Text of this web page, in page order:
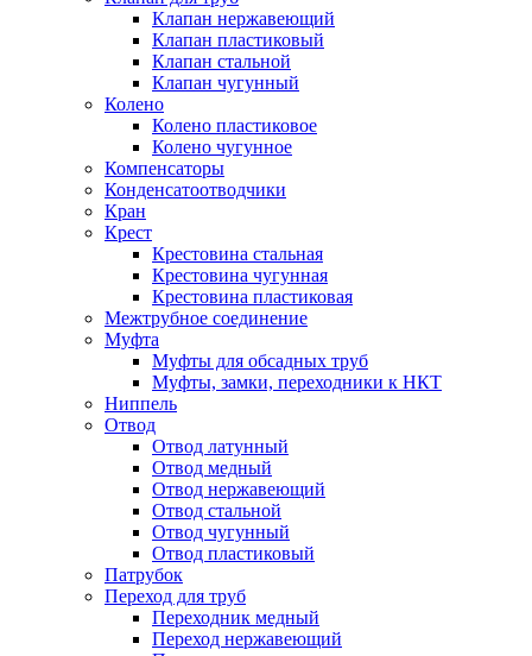
Клапан нержавеющий
Клапан пластиковый
Клапан стальной
Клапан чугунный
Колено
Колено пластиковое
Колено чугунное
Компенсаторы
Конденсатоотводчики
Кран
Крест
Крестовина стальная
Крестовина чугунная
Крестовина пластиковая
Межтрубное соединение
Муфта
Муфты для обсадных труб
Муфты, замки, переходники к НКТ
Ниппель
Отвод
Отвод латунный
Отвод медный
Отвод нержавеющий
Отвод стальной
Отвод чугунный
Отвод пластиковый
Патрубок
Переход для труб
Переходник медный
Переход нержавеющий